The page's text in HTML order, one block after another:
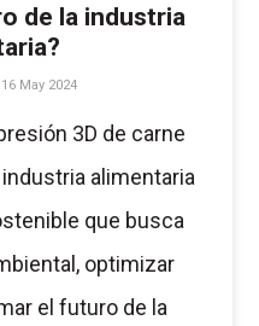
de la industria
16 May 2024
3D de carne
alimentaria
que busca
optimizar
el futuro de la